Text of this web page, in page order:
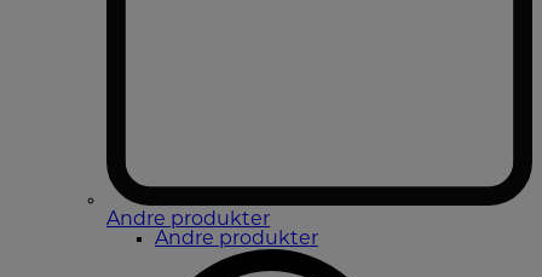
Andre produkter
Andre produkter